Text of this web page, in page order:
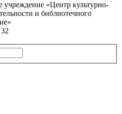
«Центр культурно-
и библиотечного